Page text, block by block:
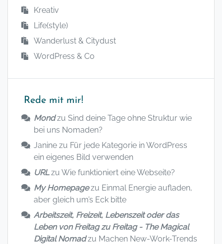
Kreativ
Life(style)
Wanderlust & Citydust
WordPress & Co
Rede mit mir!
Mondzu Sind deine Tage ohne Struktur wie
bei uns Nomaden?
Janine zu Für jede Kategorie in WordPress
ein eigenes Bild verwenden
URLzu Wie funktioniert eine Webseite?
My Homepagezu Einmal Energie aufladen,
aber gleich um’s Eck bitte
Arbeitszeit, Freizeit, Lebenszeit oder das
Leben von Freitag zu Freitag - The Magical
Digital Nomadzu Machen New-Work-Trends